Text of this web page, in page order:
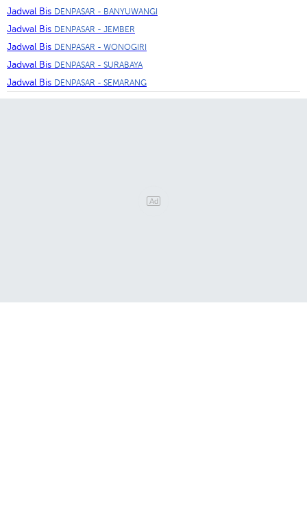
Jadwal Bis DENPASAR - BANYUWANGI
Jadwal Bis DENPASAR - JEMBER
Jadwal Bis DENPASAR - WONOGIRI
Jadwal Bis DENPASAR - SURABAYA
Jadwal Bis DENPASAR - SEMARANG